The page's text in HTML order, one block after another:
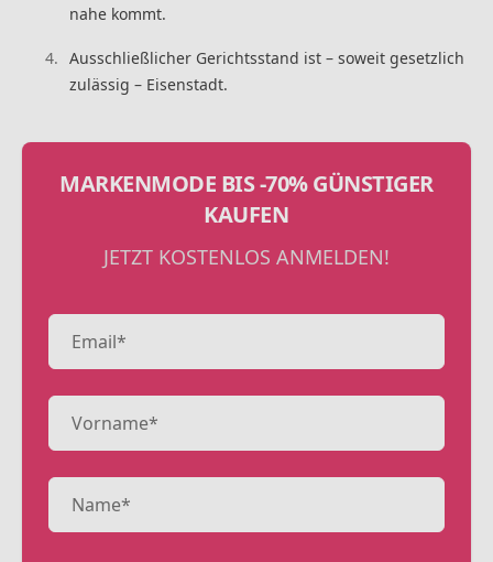
nahe kommt.
Ausschließlicher Gerichtsstand ist – soweit gesetzlich
zulässig – Eisenstadt.
MARKENMODE BIS -70% GÜNSTIGER
KAUFEN
JETZT KOSTENLOS ANMELDEN!